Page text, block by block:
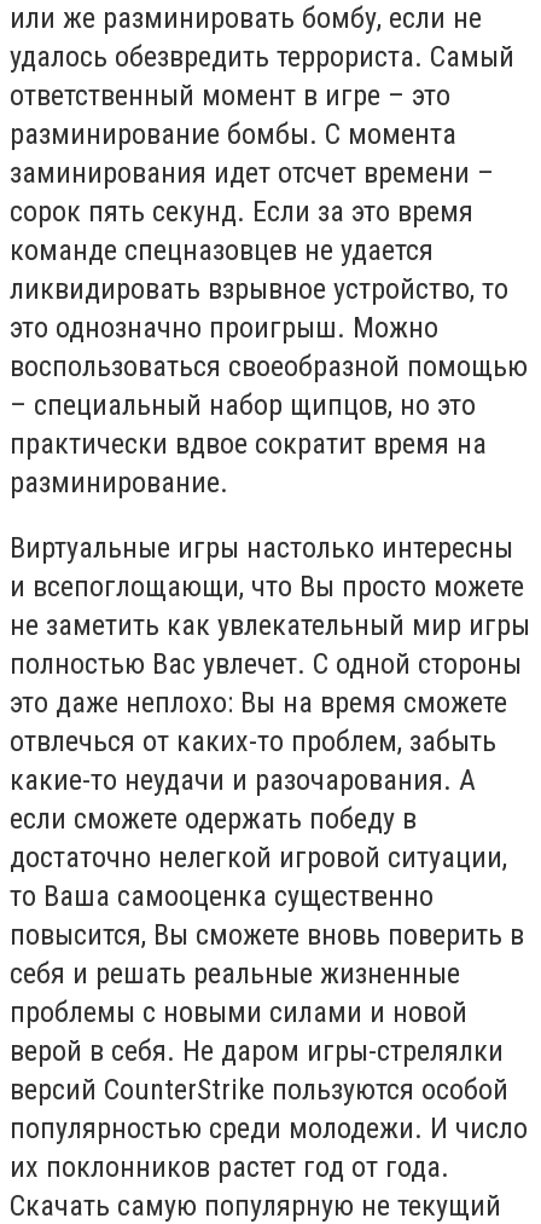
или же разминировать бомбу, если не
удалось обезвредить террориста. Самый
ответственный момент в игре – это
разминирование бомбы. С момента
заминирования идет отсчет времени –
сорок пять секунд. Если за это время
команде спецназовцев не удается
ликвидировать взрывное устройство, то
это однозначно проигрыш. Можно
воспользоваться своеобразной помощью
– специальный набор щипцов, но это
практически вдвое сократит время на
разминирование.
Виртуальные игры настолько интересны
и всепоглощающи, что Вы просто можете
не заметить как увлекательный мир игры
полностью Вас увлечет. С одной стороны
это даже неплохо: Вы на время сможете
отвлечься от каких-то проблем, забыть
какие-то неудачи и разочарования. А
если сможете одержать победу в
достаточно нелегкой игровой ситуации,
то Ваша самооценка существенно
повысится, Вы сможете вновь поверить в
себя и решать реальные жизненные
проблемы с новыми силами и новой
верой в себя. Не даром игры-стрелялки
версий CounterStrikе пользуются особой
популярностью среди молодежи. И число
их поклонников растет год от года.
Скачать самую популярную не текущий